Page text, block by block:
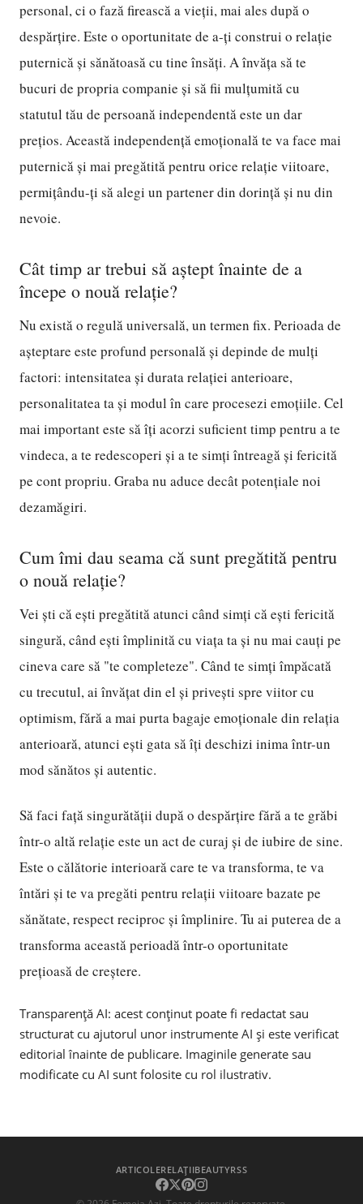
personal, ci o fază firească a vieții, mai ales după o
despărțire. Este o oportunitate de a-ți construi o relație
puternică și sănătoasă cu tine însăți. A învăța să te
bucuri de propria companie și să fii mulțumită cu
statutul tău de persoană independentă este un dar
prețios. Această independență emoțională te va face mai
puternică și mai pregătită pentru orice relație viitoare,
permițându-ți să alegi un partener din dorință și nu din
nevoie.
Cât timp ar trebui să aștept înainte de a
începe o nouă relație?
Nu există o regulă universală, un termen fix. Perioada de
așteptare este profund personală și depinde de mulți
factori: intensitatea și durata relației anterioare,
personalitatea ta și modul în care procesezi emoțiile. Cel
mai important este să îți acorzi suficient timp pentru a te
vindeca, a te redescoperi și a te simți întreagă și fericită
pe cont propriu. Graba nu aduce decât potențiale noi
dezamăgiri.
Cum îmi dau seama că sunt pregătită pentru
o nouă relație?
Vei ști că ești pregătită atunci când simți că ești fericită
singură, când ești împlinită cu viața ta și nu mai cauți pe
cineva care să "te completeze". Când te simți împăcată
cu trecutul, ai învățat din el și privești spre viitor cu
optimism, fără a mai purta bagaje emoționale din relația
anterioară, atunci ești gata să îți deschizi inima într-un
mod sănătos și autentic.
Să faci față singurătății după o despărțire fără a te grăbi
într-o altă relație este un act de curaj și de iubire de sine.
Este o călătorie interioară care te va transforma, te va
întări și te va pregăti pentru relații viitoare bazate pe
sănătate, respect reciproc și împlinire. Tu ai puterea de a
transforma această perioadă într-o oportunitate
prețioasă de creștere.
Transparență AI: acest conținut poate fi redactat sau
structurat cu ajutorul unor instrumente AI și este verificat
editorial înainte de publicare. Imaginile generate sau
modificate cu AI sunt folosite cu rol ilustrativ.
ARTICOLERELAȚIIBEAUTYRSS